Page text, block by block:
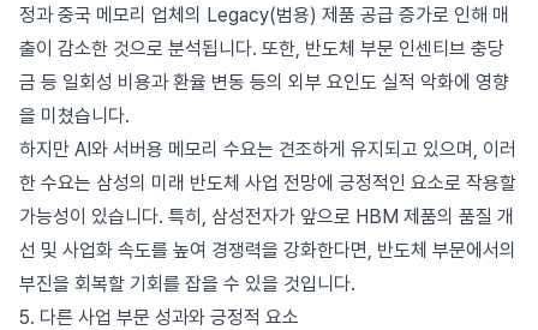
정과 중국 메모리 업체의 Legacy(범용) 제품 공급 증가로 인해 매
출이 감소한 것으로 분석됩니다. 또한, 반도체 부문 인센티브 충당
금 등 일회성 비용과 환율 변동 등의 외부 요인도 실적 악화에 영향
을 미쳤습니다.
하지만 AI와 서버용 메모리 수요는 견조하게 유지되고 있으며, 이러
한 수요는 삼성의 미래 반도체 사업 전망에 긍정적인 요소로 작용할
가능성이 있습니다. 특히, 삼성전자가 앞으로 HBM 제품의 품질 개
선 및 사업화 속도를 높여 경쟁력을 강화한다면, 반도체 부문에서의
부진을 회복할 기회를 잡을 수 있을 것입니다.
5. 다른 사업 부문 성과와 긍정적 요소